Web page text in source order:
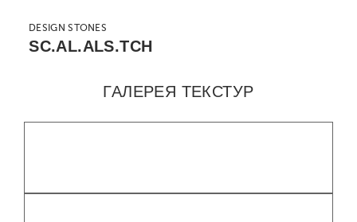
DESIGN STONES
SC.AL.ALS.TCH
ГАЛЕРЕЯ ТЕКСТУР